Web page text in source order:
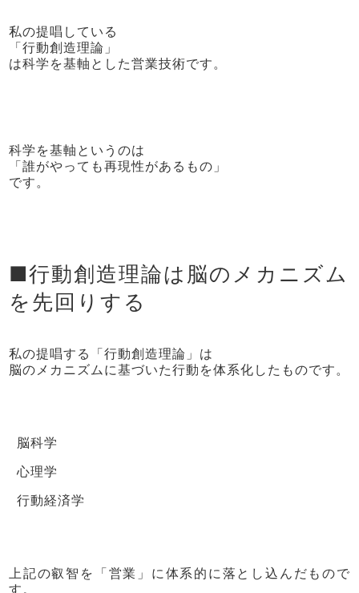
私の提唱している
「行動創造理論」
は科学を基軸とした営業技術です。
科学を基軸というのは
「誰がやっても再現性があるもの」
です。
■行動創造理論は脳のメカニズム
を先回りする
私の提唱する「行動創造理論」は
脳のメカニズムに基づいた行動を体系化したものです。
脳科学
心理学
行動経済学
上記の叡智を「営業」に体系的に落とし込んだもので
す。